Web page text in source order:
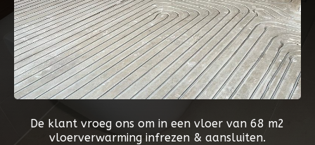
De klant vroeg ons om in een vloer van 68 m2
vloerverwarming infrezen & aansluiten.